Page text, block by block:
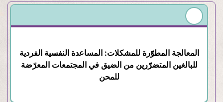
المعالجة المطوّرة للمشكلات: المساعدة النفسية الفردية
للبالغين المتضرّرين من الضيق في المجتمعات المعرّضة
للمحن